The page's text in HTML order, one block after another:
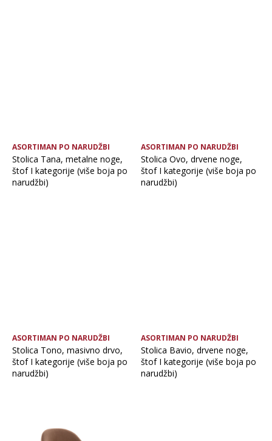
ASORTIMAN PO NARUDŽBI
Stolica Tana, metalne noge,
štof I kategorije (više boja po
narudžbi)
ASORTIMAN PO NARUDŽBI
Stolica Ovo, drvene noge,
štof I kategorije (više boja po
narudžbi)
ASORTIMAN PO NARUDŽBI
Stolica Tono, masivno drvo,
štof I kategorije (više boja po
narudžbi)
ASORTIMAN PO NARUDŽBI
Stolica Bavio, drvene noge,
štof I kategorije (više boja po
narudžbi)